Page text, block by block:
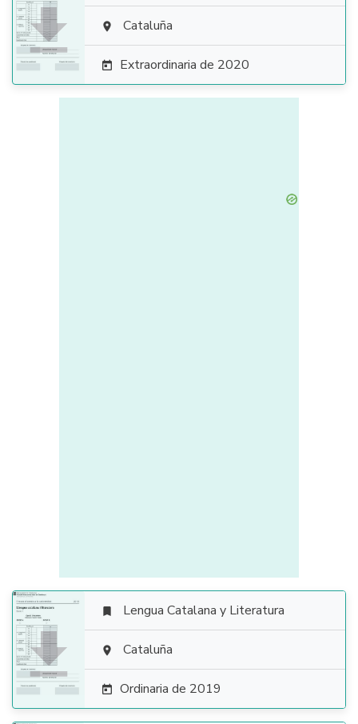
  Cataluña
 Extraordinaria de 2020

 Lengua Catalana y Literatura
 Cataluña
 Ordinaria de 2019